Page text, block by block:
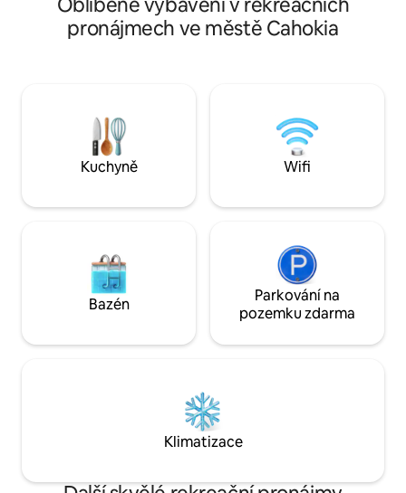
ložním prádlem pro manželskou postel
velikosti Queen, rychlou optickou Wi-Fi,
s živou hudbou. Ideální pro páry,
víkendové výlety, služební cesty nebo
pobyty při práci na dálku. Skóre pěší
dostupnosti 88.
sprchou s teplou
nadměrnou
cihlovými zdmi a
kuchyní s
velké ložnice s
velikosti King,
pronájmech ve městě Cahokia
Kuchyně Wifi
Bazén
Parkování na
pozemku zdarma
Klimatizace